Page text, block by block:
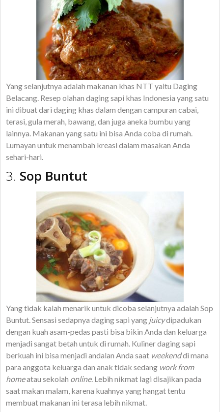
Yang selanjutnya adalah makanan khas NTT yaitu Daging
Belacang. Resep olahan daging sapi khas Indonesia yang satu
ini dibuat dari daging khas dalam dengan campuran cabai,
terasi, gula merah, bawang, dan juga aneka bumbu yang
lainnya. Makanan yang satu ini bisa Anda coba di rumah.
Lumayan untuk menambah kreasi dalam masakan Anda
sehari-hari.
3. Sop Buntut
Yang tidak kalah menarik untuk dicoba selanjutnya adalah Sop
Buntut. Sensasi sedapnya daging sapi yang juicydipadukan
dengan kuah asam-pedas pasti bisa bikin Anda dan keluarga
menjadi sangat betah untuk di rumah. Kuliner daging sapi
berkuah ini bisa menjadi andalan Anda saat weekenddi mana
para anggota keluarga dan anak tidak sedang work from
homeatau sekolah online. Lebih nikmat lagi disajikan pada
saat makan malam, karena kuahnya yang hangat tentu
membuat makanan ini terasa lebih nikmat.